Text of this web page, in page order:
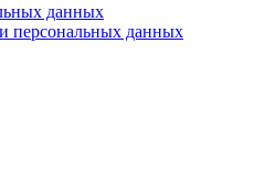
данных
персональных данных